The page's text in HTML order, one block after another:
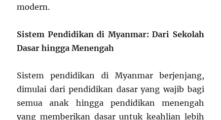
modern.
Sistem Pendidikan di Myanmar: Dari Sekolah
Dasar hingga Menengah
Sistem pendidikan di Myanmar berjenjang,
dimulai dari pendidikan dasar yang wajib bagi
semua anak hingga pendidikan menengah
yang memberikan dasar untuk keahlian lebih